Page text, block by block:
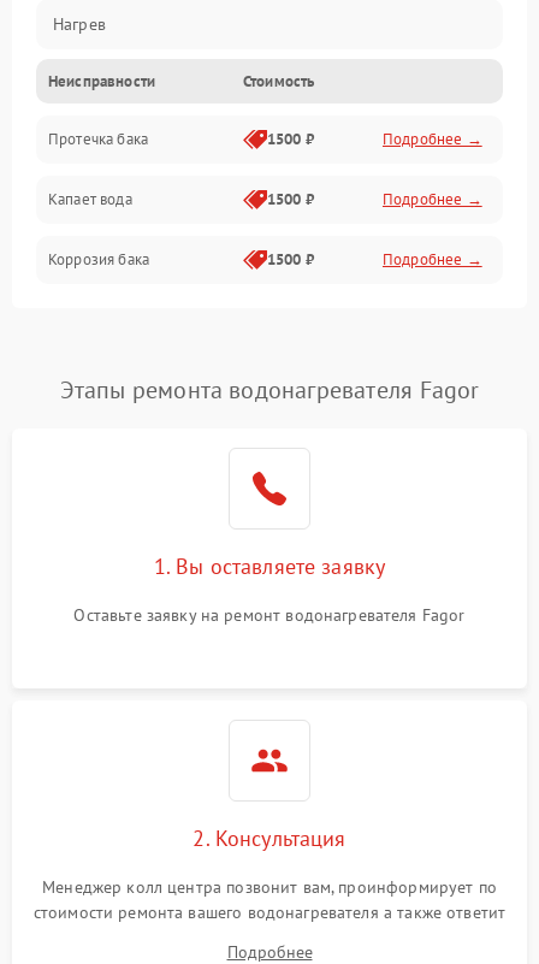
Нагрев
Датчики
Механика
Неисправности Стоимость
Протечка бака 1500 ₽ Подробнее →
Капает вода 1500 ₽ Подробнее →
Коррозия бака 1500 ₽ Подробнее →
Этапы ремонта водонагревателя Fagor
1. Вы оставляете заявку
Оставьте заявку на ремонт водонагревателя Fagor
2. Консультация
Менеджер колл центра позвонит вам, проинформирует по
стоимости ремонта вашего водонагревателя а также ответит
Подробнее